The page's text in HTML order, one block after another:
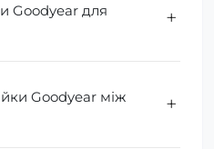
Goodyear для
Goodyear між